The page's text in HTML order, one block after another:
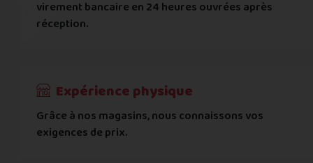
... puis comment vous payer !
virement bancaire en 24 heures ouvrées après
réception.
Expérience physique
Grâce à nos magasins, nous connaissons vos
exigences de prix.